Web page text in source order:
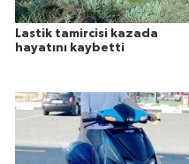
Lastik tamircisi kazada
hayatını kaybetti